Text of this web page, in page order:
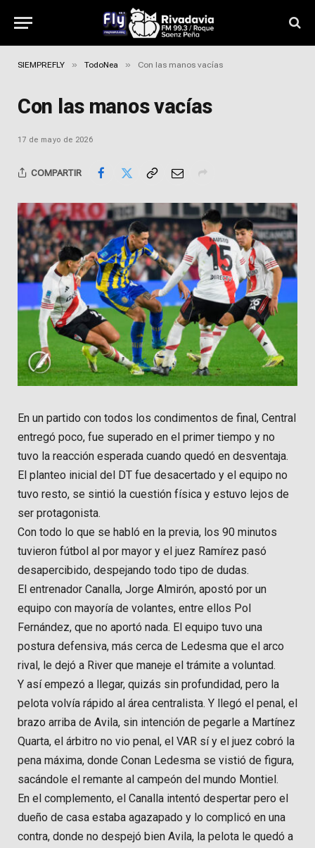
SIEMPREFLY » TodoNea » Con las manos vacías
Con las manos vacías
17 de mayo de 2026
COMPARTIR
En un partido con todos los condimentos de final, Central
entregó poco, fue superado en el primer tiempo y no
tuvo la reacción esperada cuando quedó en desventaja.
El planteo inicial del DT fue desacertado y el equipo no
tuvo resto, se sintió la cuestión física y estuvo lejos de
ser protagonista.
Con todo lo que se habló en la previa, los 90 minutos
tuvieron fútbol al por mayor y el juez Ramírez pasó
desapercibido, despejando todo tipo de dudas.
El entrenador Canalla, Jorge Almirón, apostó por un
equipo con mayoría de volantes, entre ellos Pol
Fernández, que no aportó nada. El equipo tuvo una
postura defensiva, más cerca de Ledesma que el arco
rival, le dejó a River que maneje el trámite a voluntad.
Y así empezó a llegar, quizás sin profundidad, pero la
pelota volvía rápido al área centralista. Y llegó el penal, el
brazo arriba de Avila, sin intención de pegarle a Martínez
Quarta, el árbitro no vio penal, el VAR sí y el juez cobró la
pena máxima, donde Conan Ledesma se vistió de figura,
sacándole el remante al campeón del mundo Montiel.
En el complemento, el Canalla intentó despertar pero el
dueño de casa estaba agazapado y lo complicó en una
contra, donde no despejó bien Avila, la pelota le quedó a